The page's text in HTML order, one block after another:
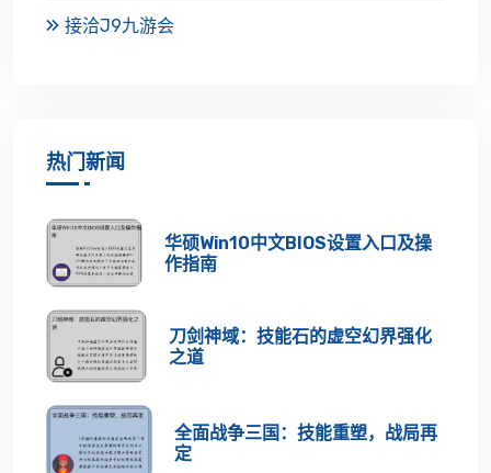
接洽J9九游会
热门新闻
华硕Win10中文BIOS设置入口及操
作指南
刀剑神域：技能石的虚空幻界强化
之道
全面战争三国：技能重塑，战局再
定